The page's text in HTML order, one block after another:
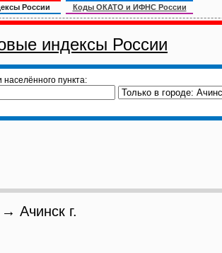
России Коды ОКАТО и ИФНС России
индексы России
пункта:
→ Ачинск г.